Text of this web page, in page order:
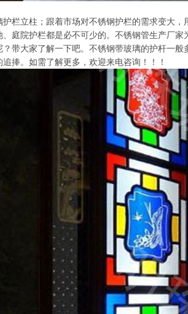
栏立柱；跟着市场对不锈钢护栏的需求变大
庭院护栏都是必不可少的。不锈钢管生产厂
带大家了解一下吧。不锈钢带玻璃的护杆一
捧。如需了解更多，欢迎来电咨询！！！